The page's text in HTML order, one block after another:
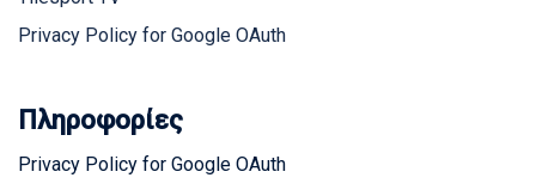
Privacy Policy for Google OAuth
Πληροφορίες
Privacy Policy for Google OAuth